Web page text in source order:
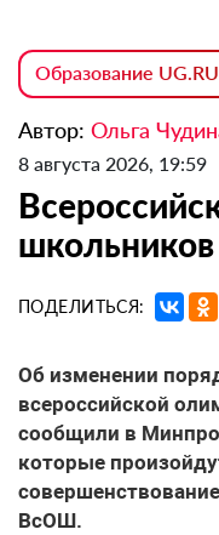
Образование UG.RU
Автор: Ольга
8 августа 2026, 19:59
ПОДЕЛИТЬСЯ:
Об изменении
всероссийской
сообщили в
которые
ВсОШ.